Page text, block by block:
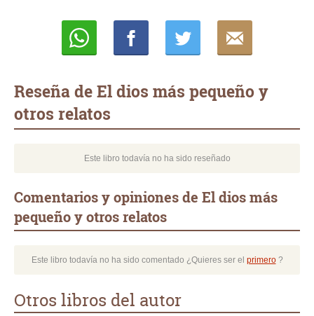
Reseña de El dios más pequeño y
otros relatos
Este libro todavía no ha sido reseñado
Comentarios y opiniones de El dios más
pequeño y otros relatos
Este libro todavía no ha sido comentado ¿Quieres ser el primero?
Otros libros del autor